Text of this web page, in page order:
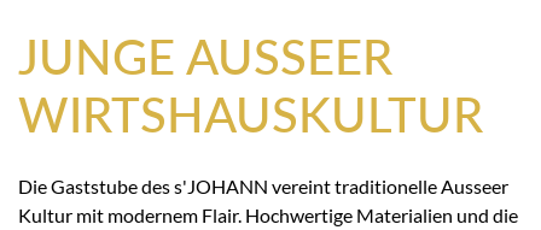
JUNGE AUSSEER
WIRTSHAUSKULTUR
Die Gaststube des s'JOHANN vereint traditionelle Ausseer
Kultur mit modernem Flair. Hochwertige Materialien und die